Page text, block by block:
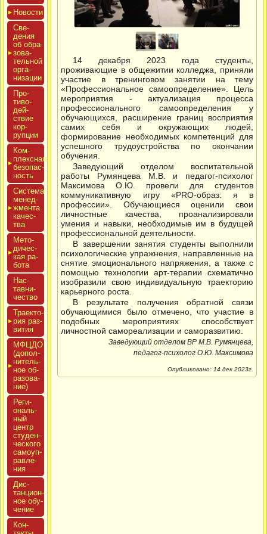
Новос­ти
Све­
дения
об об­ра­
зова­
тель­ной
ор­га­
низа­ции
Про­
тиво­
дей­
ствие
кор­
рупции
Ком­
плексная
бе­зопас­
ность
Сис­те­ма
ме­нед­
жмен­та
ка­чес­
тва
Мето­
дичес­
кая ра­
бота
Нас­
тавни­
чес­тво
Тра­ек­то­
рия раз­
ви­тия
МФЦДО
(до­пол­
ни­тель­
ное об­
ра­зова­
ние)
Реги­
ональ­
ный
центр
сту­ден­
ческо­го
са­мо­уп­
равле­
ния
Дис­
танци­он­
ное обу­
чение
Кон­
14 декабря 2023 года студенты,
проживающие в общежитии колледжа, приняли
участие в тренинговом занятии на тему
«Профессиональное самоопределение». Цель
мероприятия - актуализация процесса
профессионального самоопределения у
обучающихся, расширение границ восприятия
самих себя и окружающих людей,
формирование необходимых компетенций для
успешного трудоустройства по окончании
обучения.
Заведующий отделом воспитательной
работы Румянцева М.В. и педагог-психолог
Максимова О.Ю. провели для студентов
коммуникативную игру «PRO-образ: я в
профессии». Обучающиеся оценили свои
личностные качества, проанализировали
умения и навыки, необходимые им в будущей
профессиональной деятельности.
В завершении занятия студенты выполнили
психологические упражнения, направленные на
снятие эмоционального напряжения, а также с
помощью технологии арт-терапии схематично
изобразили свою индивидуальную траекторию
карьерного роста.
В результате получения обратной связи
обучающимися было отмечено, что участие в
подобных мероприятиях способствует
личностной самореализации и саморазвитию.
Заведующий отделом ВР М.В. Румянцева,
педагог-психолог О.Ю. Максимова
Опубликовано: 14 дек 2023г.